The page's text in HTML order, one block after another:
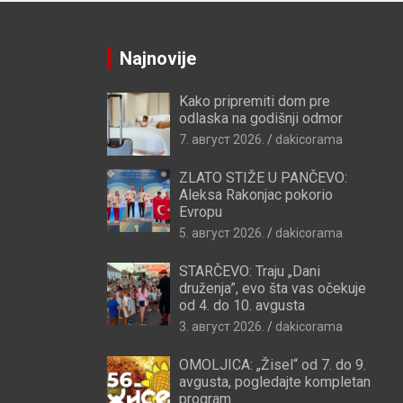
Najnovije
Kako pripremiti dom pre
odlaska na godišnji odmor
7. август 2026. dakicorama
ZLATO STIŽE U PANČEVO:
Aleksa Rakonjac pokorio
Evropu
5. август 2026. dakicorama
STARČEVO: Traju „Dani
druženja”, evo šta vas očekuje
od 4. do 10. avgusta
3. август 2026. dakicorama
OMOLJICA: „Žisel“ od 7. do 9.
avgusta, pogledajte kompletan
program